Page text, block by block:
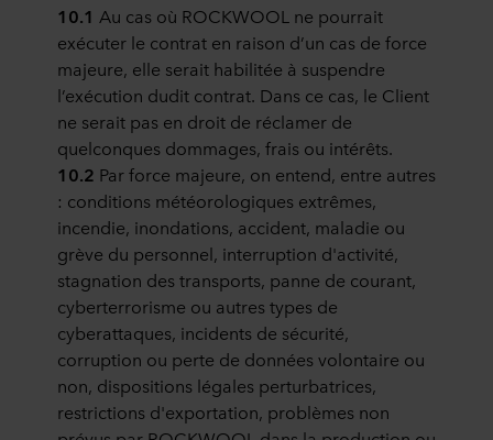
10.1 Au cas où ROCKWOOL ne pourrait
exécuter le contrat en raison d’un cas de force
majeure, elle serait habilitée à suspendre
l’exécution dudit contrat. Dans ce cas, le Client
ne serait pas en droit de réclamer de
quelconques dommages, frais ou intérêts.
10.2 Par force majeure, on entend, entre autres
: conditions météorologiques extrêmes,
incendie, inondations, accident, maladie ou
grève du personnel, interruption d'activité,
stagnation des transports, panne de courant,
cyberterrorisme ou autres types de
cyberattaques, incidents de sécurité,
corruption ou perte de données volontaire ou
non, dispositions légales perturbatrices,
restrictions d'exportation, problèmes non